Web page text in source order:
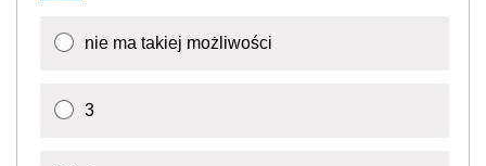
nie ma takiej możliwości
3